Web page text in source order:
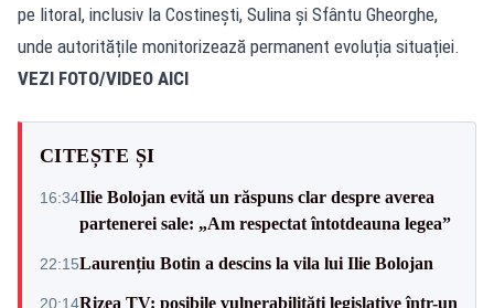
pe litoral, inclusiv la Costinești, Sulina și Sfântu Gheorghe,
unde autoritățile monitorizează permanent evoluția situației.
VEZI FOTO/VIDEO AICI
CITEȘTE ȘI
16:34Ilie Bolojan evită un răspuns clar despre averea
partenerei sale: „Am respectat întotdeauna legea”
22:15Laurențiu Botin a descins la vila lui Ilie Bolojan
20:14Rizea TV: posibile vulnerabilități legislative într-un